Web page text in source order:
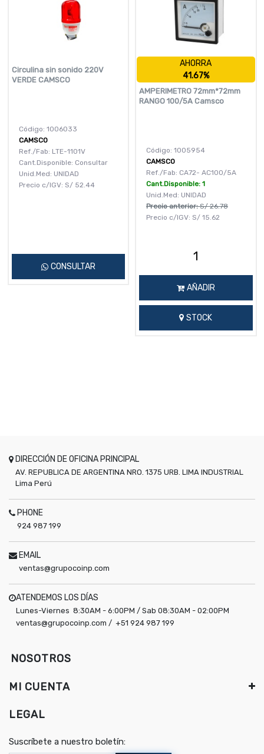
Circulina sin sonido 220V
VERDE CAMSCO
Código: 1006033
CAMSCO
Ref./Fab: LTE-1101V
Cant.Disponible: Consultar
Unid.Med: UNIDAD
Precio c/IGV: S/ 52.44
CONSULTAR
AHORRA
41.67%
AMPERIMETRO 72mm*72mm
RANGO 100/5A Camsco
Código: 1005954
CAMSCO
Ref./Fab: CA72- AC100/5A
Cant.Disponible: 1
Unid.Med: UNIDAD
Precio anterior:S/ 26.78
Precio c/IGV: S/ 15.62
AÑADIR
STOCK
DIRECCIÓN DE OFICINA PRINCIPAL
AV. REPUBLICA DE ARGENTINA NRO. 1375 URB. LIMA INDUSTRIAL
Lima Perú
PHONE
924 987 199
EMAIL
ventas@grupocoinp.com
ATENDEMOS LOS DÍAS
Lunes-Viernes 8:30AM - 6:00PM / Sab 08:30AM - 02:00PM
ventas@grupocoinp.com / +51 924 987 199
NOSOTROS
MI CUENTA
LEGAL
Suscríbete a nuestro boletín: